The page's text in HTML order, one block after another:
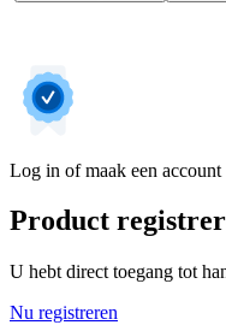
Log in of maak een account
Product
U hebt direct toegang tot
Nu registreren